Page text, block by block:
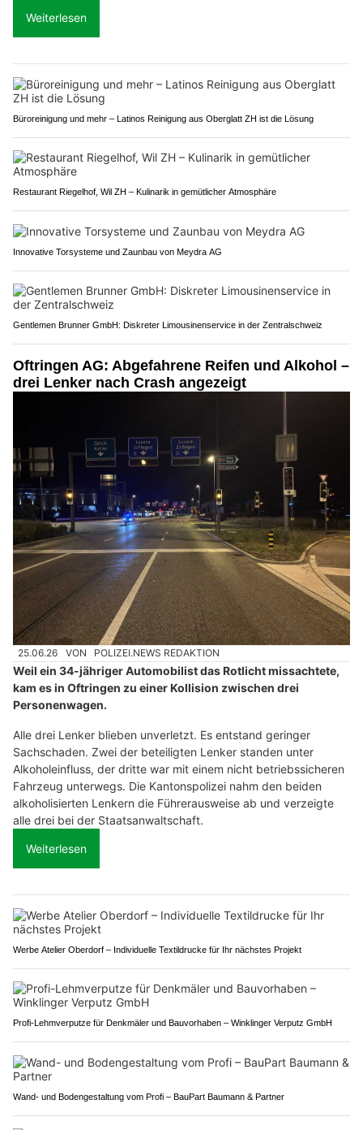
Weiterlesen
Büroreinigung und mehr – Latinos Reinigung aus Oberglatt ZH ist die Lösung
Restaurant Riegelhof, Wil ZH – Kulinarik in gemütlicher Atmosphäre
Innovative Torsysteme und Zaunbau von Meydra AG
Gentlemen Brunner GmbH: Diskreter Limousinenservice in der Zentralschweiz
Oftringen AG: Abgefahrene Reifen und Alkohol –
drei Lenker nach Crash angezeigt
25.06.26 VON POLIZEI.NEWS REDAKTION
Weil ein 34-jähriger Automobilist das Rotlicht missachtete,
kam es in Oftringen zu einer Kollision zwischen drei
Personenwagen.
Alle drei Lenker blieben unverletzt. Es entstand geringer
Sachschaden. Zwei der beteiligten Lenker standen unter
Alkoholeinfluss, der dritte war mit einem nicht betriebssicheren
Fahrzeug unterwegs. Die Kantonspolizei nahm den beiden
alkoholisierten Lenkern die Führerausweise ab und verzeigte
alle drei bei der Staatsanwaltschaft.
Weiterlesen
Werbe Atelier Oberdorf – Individuelle Textildrucke für Ihr nächstes Projekt
Profi-Lehmverputze für Denkmäler und Bauvorhaben – Winklinger Verputz GmbH
Wand- und Bodengestaltung vom Profi – BauPart Baumann & Partner